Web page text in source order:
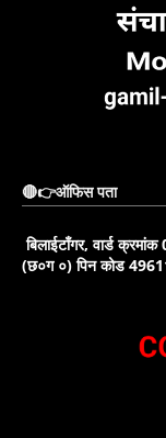
🔴👉ऑफिस पता
बिलाईटाँगर, वार्ड
(छ०ग ०) पिन कोड